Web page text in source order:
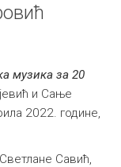
музика за 20
и Сање
2022. године,
Савић,